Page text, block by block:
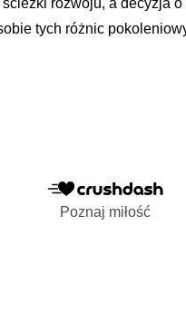
rozwoju, a decyzja
tych różnic
Poznaj miłość